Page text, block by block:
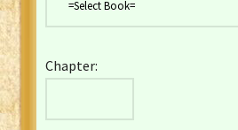
English YLT 1898 Bible
Chapter: